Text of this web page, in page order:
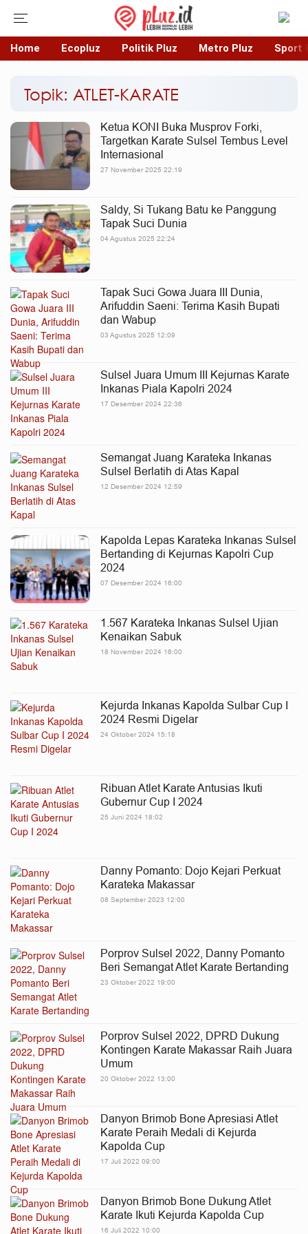
Home Ecopluz Politik Pluz Metro Pluz Sport
Topik: ATLET-KARATE
Ketua KONI Buka Musprov Forki,
Targetkan Karate Sulsel Tembus Level
Internasional
27 November 2025 22:19
Saldy, Si Tukang Batu ke Panggung
Tapak Suci Dunia
04 Agustus 2025 22:24
Tapak Suci Gowa Juara III Dunia,
Arifuddin Saeni: Terima Kasih Bupati
dan Wabup
03 Agustus 2025 12:09
Sulsel Juara Umum III Kejurnas Karate
Inkanas Piala Kapolri 2024
17 Desember 2024 22:36
Semangat Juang Karateka Inkanas
Sulsel Berlatih di Atas Kapal
12 Desember 2024 12:59
Kapolda Lepas Karateka Inkanas Sulsel
Bertanding di Kejurnas Kapolri Cup
2024
07 Desember 2024 16:00
1.567 Karateka Inkanas Sulsel Ujian
Kenaikan Sabuk
18 November 2024 16:00
Kejurda Inkanas Kapolda Sulbar Cup I
2024 Resmi Digelar
24 Oktober 2024 15:18
Ribuan Atlet Karate Antusias Ikuti
Gubernur Cup I 2024
25 Juni 2024 18:02
Danny Pomanto: Dojo Kejari Perkuat
Karateka Makassar
08 September 2023 12:00
Porprov Sulsel 2022, Danny Pomanto
Beri Semangat Atlet Karate Bertanding
23 Oktober 2022 19:00
Porprov Sulsel 2022, DPRD Dukung
Kontingen Karate Makassar Raih Juara
Umum
20 Oktober 2022 13:00
Danyon Brimob Bone Apresiasi Atlet
Karate Peraih Medali di Kejurda
Kapolda Cup
17 Juli 2022 09:00
Danyon Brimob Bone Dukung Atlet
Karate Ikuti Kejurda Kapolda Cup
16 Juli 2022 10:00